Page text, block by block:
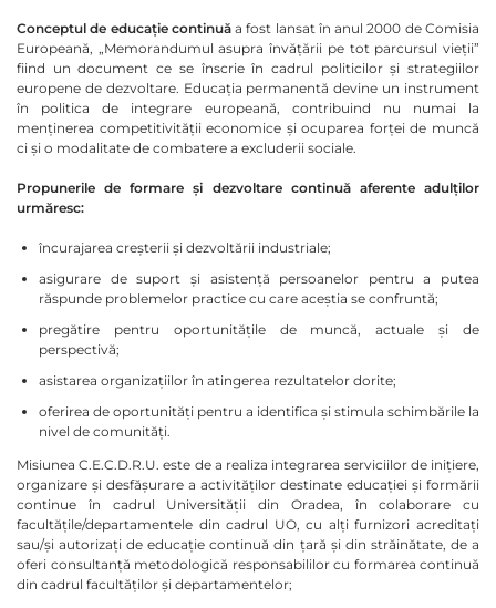
Conceptul de educație continuăa fost lansat în anul 2000 de Comisia
Europeană, „Memorandumul asupra învățării pe tot parcursul vieții”
fiind un document ce se înscrie în cadrul politicilor și strategiilor
europene de dezvoltare. Educația permanentă devine un instrument
în politica de integrare europeană, contribuind nu numai la
menținerea competitivității economice și ocuparea forței de muncă
ci și o modalitate de combatere a excluderii sociale.
Propunerile de formare și dezvoltare continuă aferente adulților
urmăresc:
încurajarea creșterii și dezvoltării industriale;
asigurare de suport și asistență persoanelor pentru a putea
răspunde problemelor practice cu care aceștia se confruntă;
pregătire pentru oportunitățile de muncă, actuale și de
perspectivă;
asistarea organizațiilor în atingerea rezultatelor dorite;
oferirea de oportunități pentru a identifica și stimula schimbările la
nivel de comunități.
Misiunea C.E.C.D.R.U. este de a realiza integrarea serviciilor de iniţiere,
organizare şi desfăşurare a activităţilor destinate educaţiei şi formării
continue în cadrul Universităţii din Oradea, în colaborare cu
facultăţile/departamentele din cadrul UO, cu alţi furnizori acreditaţi
sau/şi autorizaţi de educaţie continuă din ţară şi din străinătate, de a
oferi consultanţă metodologică responsabililor cu formarea continuă
din cadrul facultăţilor şi departamentelor;